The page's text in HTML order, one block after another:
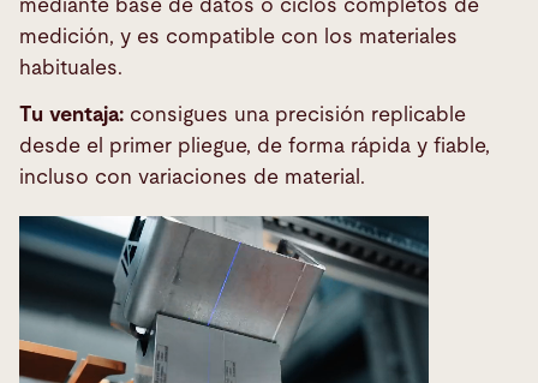
mediante base de datos o ciclos completos de
medición, y es compatible con los materiales
habituales.
Tu ventaja: consigues una precisión replicable
desde el primer pliegue, de forma rápida y fiable,
incluso con variaciones de material.